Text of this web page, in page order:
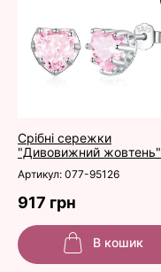
Срібні сережки
"Дивовижний жовтень"
Артикул: 077-95126
917 грн
В кошик